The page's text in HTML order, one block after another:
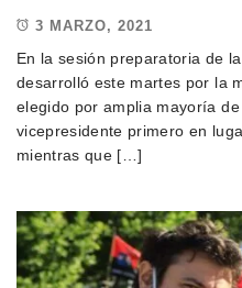
3 MARZO, 2021
En la sesión preparatoria de
desarrolló este martes por la
elegido por amplia mayoría
vicepresidente primero en
mientras que […]